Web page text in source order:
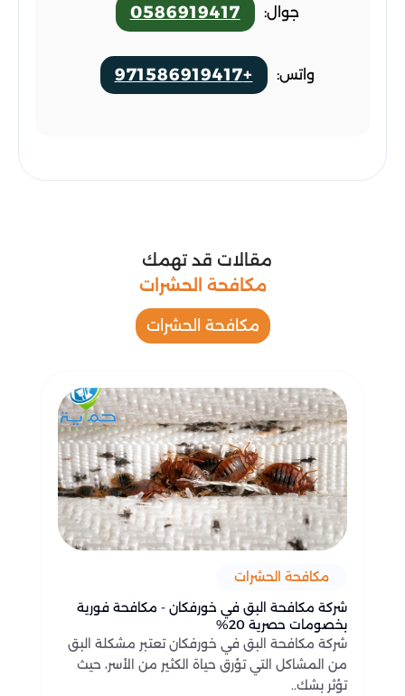
جوال: 0586919417
واتس: +971586919417
مقالات قد تهمك
مكافحة الحشرات
مكافحة الحشرات
مكافحة الحشرات
شركة مكافحة البق في خورفكان - مكافحة فورية
بخصومات حصرية 20%
شركة مكافحة البق في خورفكان تعتبر مشكلة البق
من المشاكل التي تؤرق حياة الكثير من الأسر، حيث
تؤثر بشك..